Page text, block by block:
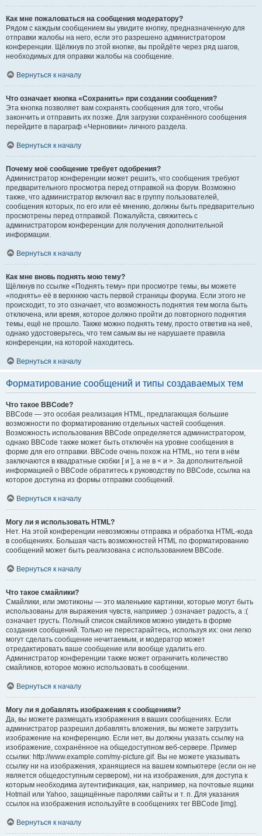
Как мне пожаловаться на сообщения модератору?
Рядом с каждым сообщением вы увидите кнопку, предназначенную для
отправки жалобы на него, если это разрешено администратором
конференции. Щёлкнув по этой кнопке, вы пройдёте через ряд шагов,
необходимых для оправки жалобы на сообщение.
Вернуться к началу
Что означает кнопка «Сохранить» при создании сообщения?
Эта кнопка позволяет вам сохранять сообщения для того, чтобы
закончить и отправить их позже. Для загрузки сохранённого сообщения
перейдите в параграф «Черновики» личного раздела.
Вернуться к началу
Почему моё сообщение требует одобрения?
Администратор конференции может решить, что сообщения требуют
предварительного просмотра перед отправкой на форум. Возможно
также, что администратор включил вас в группу пользователей,
сообщения которых, по его или её мнению, должны быть предварительно
просмотрены перед отправкой. Пожалуйста, свяжитесь с
администратором конференции для получения дополнительной
информации.
Вернуться к началу
Как мне вновь поднять мою тему?
Щёлкнув по ссылке «Поднять тему» при просмотре темы, вы можете
«поднять» её в верхнюю часть первой страницы форума. Если этого не
происходит, то это означает, что возможность поднятия тем могла быть
отключена, или время, которое должно пройти до повторного поднятия
темы, ещё не прошло. Также можно поднять тему, просто ответив на неё,
однако удостоверьтесь, что тем самым вы не нарушаете правила
конференции, на которой находитесь.
Вернуться к началу
Форматирование сообщений и типы создаваемых тем
Что такое BBCode?
BBCode — это особая реализация HTML, предлагающая большие
возможности по форматированию отдельных частей сообщения.
Возможность использования BBCode определяется администратором,
однако BBCode также может быть отключён на уровне сообщения в
форме для его отправки. BBCode очень похож на HTML, но теги в нём
заключаются в квадратные скобки [ и ], а не в < и >. За дополнительной
информацией о BBCode обратитесь к руководству по BBCode, ссылка на
которое доступна из формы отправки сообщений.
Вернуться к началу
Могу ли я использовать HTML?
Нет. На этой конференции невозможны отправка и обработка HTML-кода
в сообщениях. Большая часть возможностей HTML по форматированию
сообщений может быть реализована с использованием BBCode.
Вернуться к началу
Что такое смайлики?
Смайлики, или эмотиконы — это маленькие картинки, которые могут быть
использованы для выражения чувств, например :) означает радость, а :(
означает грусть. Полный список смайликов можно увидеть в форме
создания сообщений. Только не перестарайтесь, используя их: они легко
могут сделать сообщение нечитаемым, и модератор может
отредактировать ваше сообщение или вообще удалить его.
Администратор конференции также может ограничить количество
смайликов, которое можно использовать в сообщении.
Вернуться к началу
Могу ли я добавлять изображения к сообщениям?
Да, вы можете размещать изображения в ваших сообщениях. Если
администратор разрешил добавлять вложения, вы можете загрузить
изображение на конференцию. Если нет, вы должны указать ссылку на
изображение, сохранённое на общедоступном веб-сервере. Пример
ссылки: http://www.example.com/my-picture.gif. Вы не можете указывать
ссылку ни на изображения, хранящиеся на вашем компьютере (если он не
является общедоступным сервером), ни на изображения, для доступа к
которым необходима аутентификация, как, например, на почтовые ящики
Hotmail или Yahoo, защищённые паролями сайты и т. п. Для указания
ссылок на изображения используйте в сообщениях тег BBCode [img].
Вернуться к началу